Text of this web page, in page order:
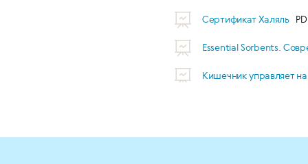
Сертификат Халяль
Essential Sorbents.
Кишечник управляет